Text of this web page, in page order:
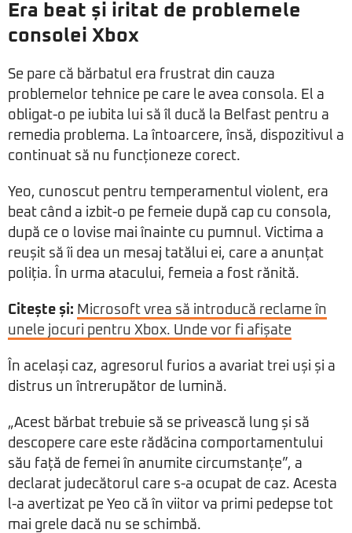
Era beat și iritat de problemele
consolei Xbox
Se pare că bărbatul era frustrat din cauza
problemelor tehnice pe care le avea consola. El a
obligat-o pe iubita lui să îl ducă la Belfast pentru a
remedia problema. La întoarcere, însă, dispozitivul a
continuat să nu funcționeze corect.
Yeo, cunoscut pentru temperamentul violent, era
beat când a izbit-o pe femeie după cap cu consola,
după ce o lovise mai înainte cu pumnul. Victima a
reușit să îi dea un mesaj tatălui ei, care a anunțat
poliția. În urma atacului, femeia a fost rănită.
Citește și: Microsoft vrea să introducă reclame în
unele jocuri pentru Xbox. Unde vor fi afișate
În același caz, agresorul furios a avariat trei uși și a
distrus un întrerupător de lumină.
„Acest bărbat trebuie să se privească lung și să
descopere care este rădăcina comportamentului
său față de femei în anumite circumstanțe”, a
declarat judecătorul care s-a ocupat de caz. Acesta
l-a avertizat pe Yeo că în viitor va primi pedepse tot
mai grele dacă nu se schimbă.